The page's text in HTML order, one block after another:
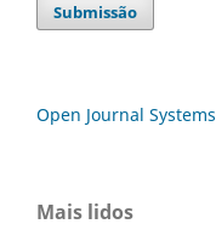
Submissão
Open Journal Systems
Mais lidos